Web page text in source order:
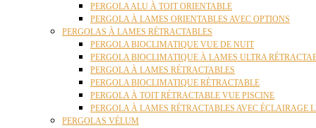
PERGOLA ALU À TOIT ORIENTABLE
PERGOLA À LAMES ORIENTABLES AVEC OPTIONS
PERGOLAS À LAMES RÉTRACTABLES
PERGOLA BIOCLIMATIQUE VUE DE NUIT
PERGOLA BIOCLIMATIQUE À LAMES ULTRA
PERGOLA À LAMES RÉTRACTABLES
PERGOLA BIOCLIMATIQUE RÉTRACTABLE
PERGOLA À TOIT RÉTRACTABLE VUE PISCINE
PERGOLA À LAMES RÉTRACTABLES AVEC ÉCLAIRAGE
PERGOLAS VÉLUM